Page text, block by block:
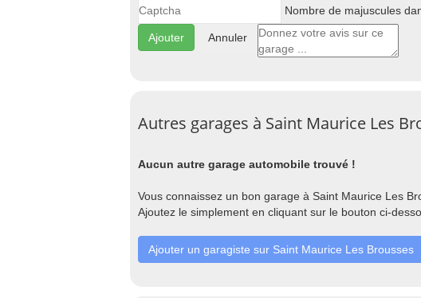
Nombre de majuscules
Annuler
Autres garages à Saint Maurice Les
Aucun autre garage automobile trouvé !
Vous connaissez un bon garage à Saint Maurice Les
Ajoutez le simplement en cliquant sur le bouton ci-
Ajouter un garagiste sur Saint Maurice Les Brousses